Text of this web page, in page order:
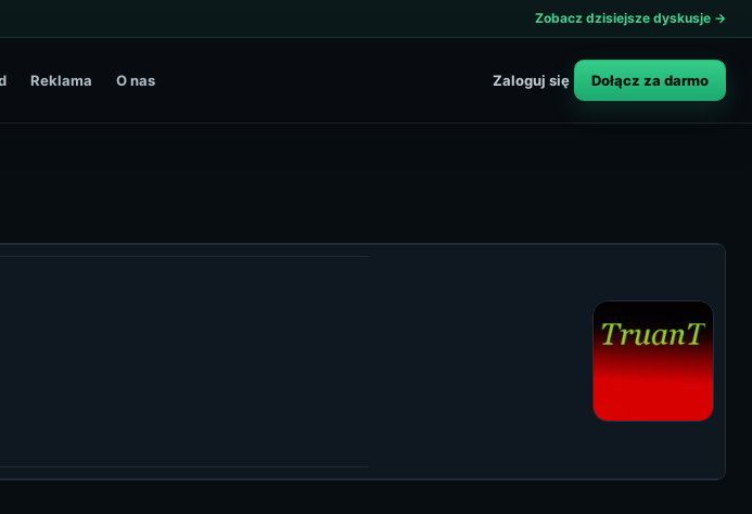
Zobacz dzisiejsze dyskusje →
Reklama O nas Zaloguj się Dołącz za darmo